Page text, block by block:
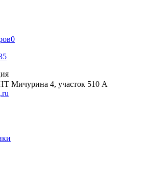
0
Мичурина 4, участок 510 А